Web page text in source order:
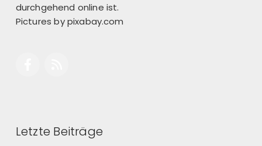
durchgehend online ist.
Pictures bypixabay.com
Letzte Beiträge